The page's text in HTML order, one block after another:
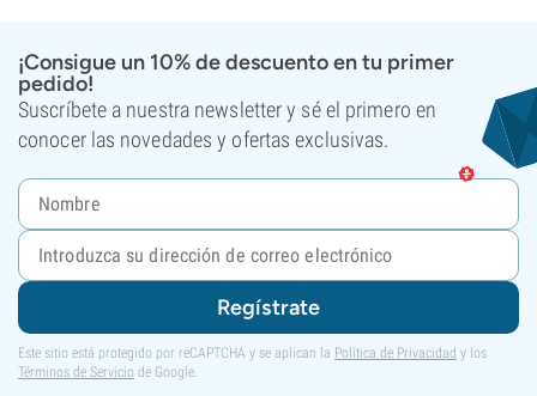
¡Consigue un 10% de descuento en tu primer
pedido!
Suscríbete a nuestra newsletter y sé el primero en
conocer las novedades y ofertas exclusivas.
Regístrate
Este sitio está protegido por reCAPTCHA y se aplican la Política de Privacidad y los
Términos de Servicio de Google.